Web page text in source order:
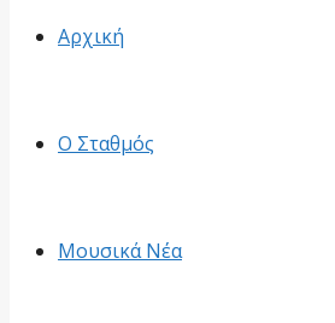
Αρχική
Ο Σταθμός
Μουσικά Νέα